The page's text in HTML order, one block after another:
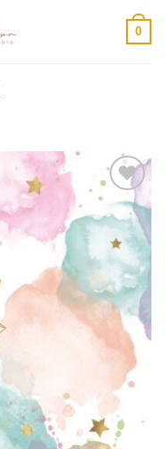
0
加入
收藏